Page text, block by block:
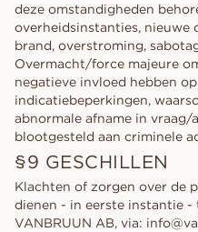
deze omstandigheden
overheidsinstanties, nieuwe
brand, overstroming,
Overmacht/force majeure
negatieve invloed hebben
indicatiebeperkingen,
abnormale afname in
blootgesteld aan criminele
§9 GESCHILLEN
Klachten of zorgen over de
dienen - in eerste instantie -
VANBRUUN AB, via: